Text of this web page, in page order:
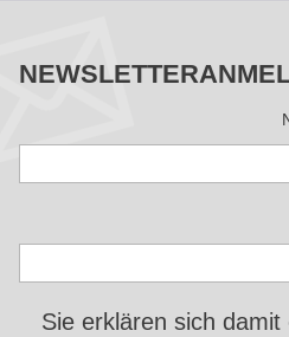
Sie erklären sich